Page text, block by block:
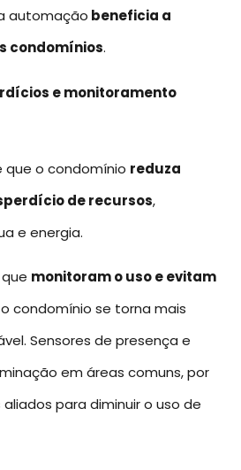
automação beneficia a
condomínios.
e monitoramento
o condomínio reduza
de recursos,
e energia.
monitoram o uso e evitam
condomínio se torna mais
Sensores de presença e
em áreas comuns, por
para diminuir o uso de